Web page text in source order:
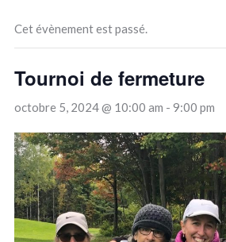
Cet évènement est passé.
Tournoi de fermeture
octobre 5, 2024 @ 10:00 am - 9:00 pm